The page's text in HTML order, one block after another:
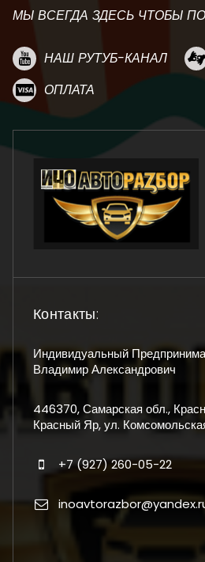
МЫ ВСЕГДА ЗДЕСЬ ЧТОБЫ
НАШ РУТУБ-КАНАЛ
ОПЛАТА
Контакты:
Индивидуальный
Владимир Александрович
446370, Самарская обл.,
Красный Яр, ул.
+7 (927) 260-05-22